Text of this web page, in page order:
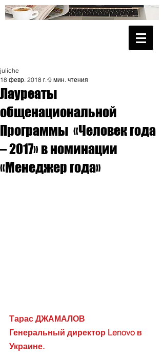
Лауреаты
общенациональной
Программы «Человек года
– 2017» в номинации
«Менеджер года»
juliche
18 февр. 2018 г. 9 мин. чтения
Тарас ДЖАМАЛОВ
Генеральный директор Lenovo в
Украине.